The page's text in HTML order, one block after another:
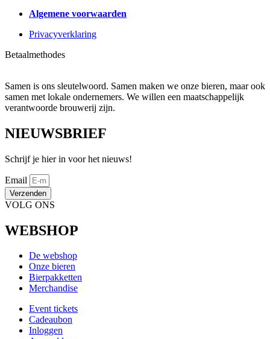
Algemene voorwaarden
Privacyverklaring
Betaalmethodes
Samen is ons sleutelwoord. Samen maken we onze bieren, maar ook
samen met lokale ondernemers. We willen een maatschappelijk
verantwoorde brouwerij zijn.
NIEUWSBRIEF
Schrijf je hier in voor het nieuws!
Email
Verzenden
VOLG ONS
WEBSHOP
De webshop
Onze bieren
Bierpakketten
Merchandise
Event tickets
Cadeaubon
Inloggen